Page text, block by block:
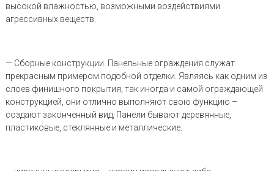
высокой влажностью, возможными воздействиями
агрессивных веществ.
— Сборные конструкции. Панельные ограждения служат
прекрасным примером подобной отделки. Являясь как одним из
слоев финишного покрытия, так иногда и самой ограждающей
конструкцией, они отлично выполняют свою функцию –
создают законченный вид, Панели бывают деревянные,
пластиковые, стеклянные и металлические.